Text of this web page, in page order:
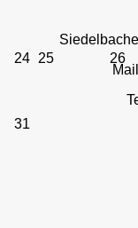
24 25 26
31